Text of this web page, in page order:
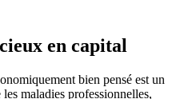
en capital
bien pensé est un
maladies professionnelles,